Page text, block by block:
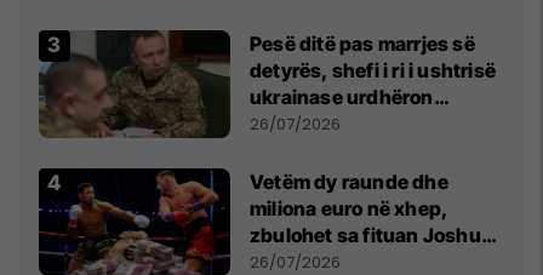
Pesë ditë pas marrjes së
detyrës, shefi i ri i ushtrisë
ukrainase urdhëron
kontroll të madh
26/07/2026
Vetëm dy raunde dhe
miliona euro në xhep,
zbulohet sa fituan Joshua
e Prenga
26/07/2026